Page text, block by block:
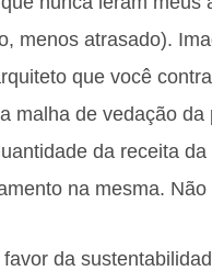
menos atrasado).
que você
malha de vedação da
da receita
na mesma.
da